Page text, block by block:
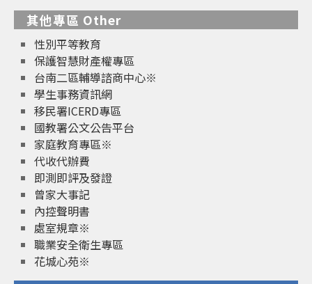
其他專區 Other
性別平等教育
保護智慧財產權專區
台南二區輔導諮商中心※
學生事務資訊網
移民署ICERD專區
國教署公文公告平台
家庭教育專區※
代收代辦費
即測即評及發證
曾家大事記
內控聲明書
處室規章※
職業安全衛生專區
花城心苑※